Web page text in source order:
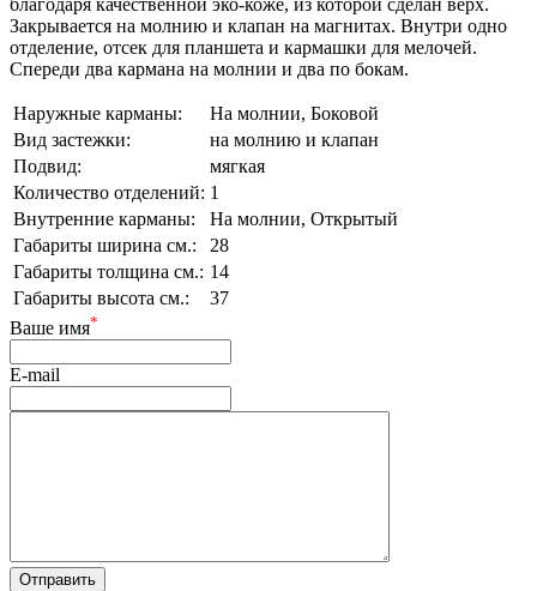
Закрывается на молнию и клапан на магнитах. Внутри одно
отделение, отсек для планшета и кармашки для мелочей.
Спереди два кармана на молнии и два по бокам.
Наружные карманы:
На молнии, Боковой
Вид застежки:
на молнию и клапан
Подвид:
мягкая
Количество отделений: 1
Внутренние карманы:
На молнии, Открытый
Габариты ширина см.:
28
Габариты толщина см.: 14
Габариты высота см.:
37
Ваше имя*
E-mail